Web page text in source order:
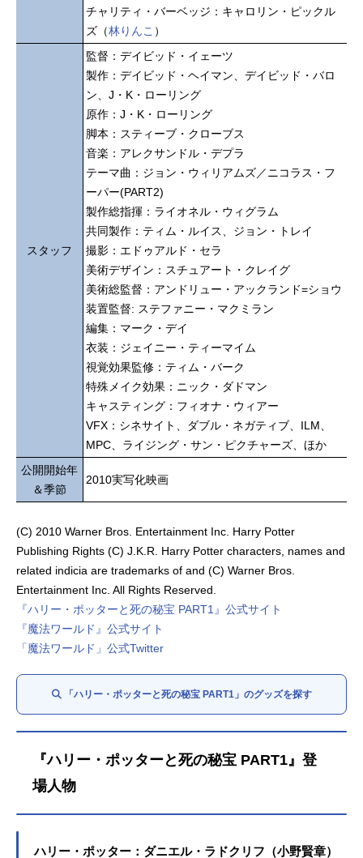
チャリティ・バーベッジ：キャロリン・ピックル
ズ（林りんこ ）
スタッフ
監督：デイビッド・イェーツ
製作：デイビッド・ヘイマン、デイビッド・バロ
ン、J・K・ローリング
原作：J・K・ローリング
脚本：スティーブ・クローブス
音楽：アレクサンドル・デプラ
テーマ曲：ジョン・ウィリアムズ／ニコラス・フ
ーパー(PART2)
製作総指揮：ライオネル・ウィグラム
共同製作：ティム・ルイス、ジョン・トレイ
撮影：エドゥアルド・セラ
美術デザイン：スチュアート・クレイグ
美術総監督：アンドリュー・アックランド=ショウ
装置監督: ステファニー・マクミラン
編集：マーク・デイ
衣装：ジェイニー・ティーマイム
視覚効果監修：ティム・バーク
特殊メイク効果：ニック・ダドマン
キャスティング：フィオナ・ウィアー
VFX：シネサイト、ダブル・ネガティブ、ILM、
MPC、ライジング・サン・ピクチャーズ、ほか
公開開始年
＆季節
2010実写化映画
(C) 2010 Warner Bros. Entertainment Inc. Harry Potter
Publishing Rights (C) J.K.R. Harry Potter characters, names and
related indicia are trademarks of and (C) Warner Bros.
Entertainment Inc. All Rights Reserved.
『ハリー・ポッターと死の秘宝 PART1』公式サイト
『魔法ワールド』公式サイト
「魔法ワールド」公式Twitter
「ハリー・ポッターと死の秘宝 PART1」のグッズを探す
『ハリー・ポッターと死の秘宝 PART1』登
場人物
ハリー・ポッター：ダニエル・ラドクリフ（小野賢章）